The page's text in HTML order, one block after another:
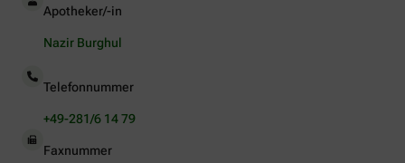
Apotheker/-in
Nazir Burghul
Telefonnummer
+49-281/6 14 79
Faxnummer